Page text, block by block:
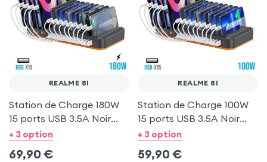
REALME 8I
Station de Charge 180W
15 ports USB 3.5A Noir
pour Realme 8i
+ 3 option
69,90 €
REALME 8I
Station de Charge 100W
15 ports USB 3.5A Noir
pour Realme 8i
+ 3 option
59,90 €